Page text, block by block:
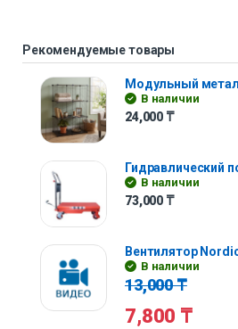
Рекомендуемые товары
Модульный
В наличии
24,000 ₸
Гидравлический
В наличии
73,000 ₸
Вентилятор
В наличии
13,000₸
7,800 ₸